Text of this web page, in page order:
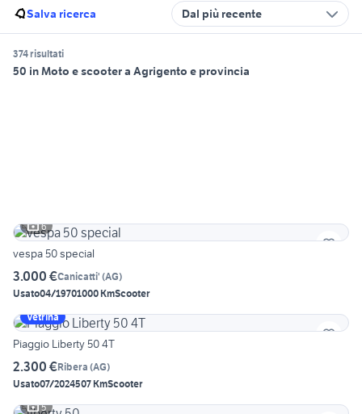
Salva ricerca Dal più recente
374 risultati
50 in Moto e scooter a Agrigento e provincia
6
vespa 50 special
3.000 €Canicatti' (AG)
Usato04/19701000 KmScooter
Vetrina
Piaggio Liberty 50 4T
2.300 €Ribera (AG)
Usato07/2024507 KmScooter
5